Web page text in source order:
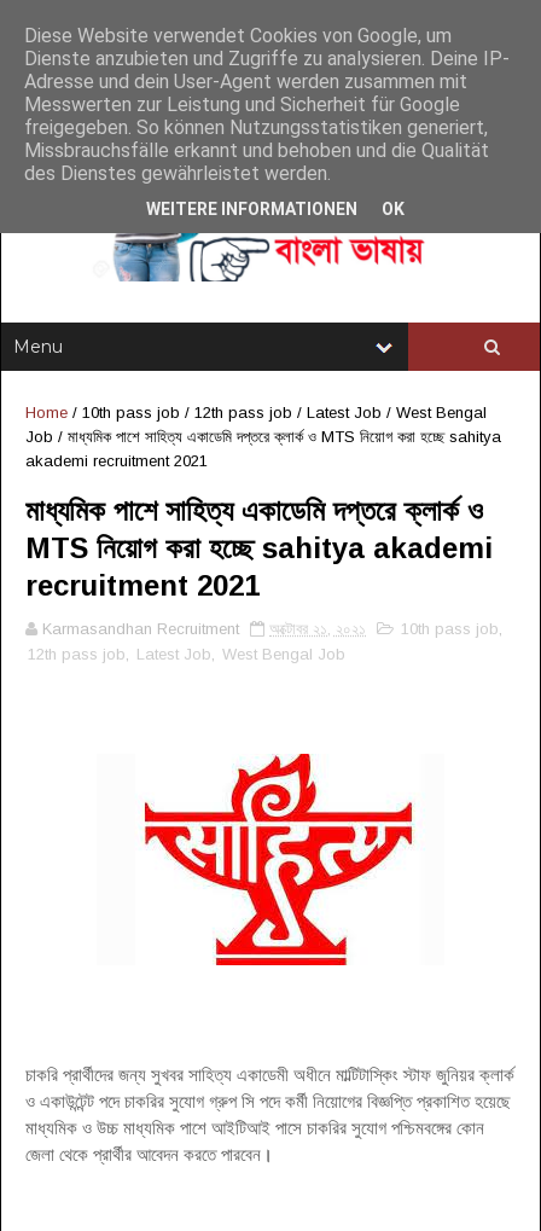
Home / 10th pass job / 12th pass job / Latest Job / West Bengal
Job / মাধ্যমিক পাশে সাহিত্য একাডেমি দপ্তরে ক্লার্ক ও MTS নিয়োগ করা হচ্ছে sahitya
akademi recruitment 2021
মাধ্যমিক পাশে সাহিত্য একাডেমি দপ্তরে ক্লার্ক ও
MTS নিয়োগ করা হচ্ছে sahitya akademi
recruitment 2021
Karmasandhan Recruitment অক্টোবর ২১, ২০২১ 10th pass job
12th pass job
Latest Job West Bengal Job
চাকরি প্রার্থীদের জন্য সুখবর সাহিত্য একাডেমী অধীনে মাল্টিটাস্কিং স্টাফ জুনিয়র ক্লার্ক
ও একাউন্টেন্ট পদে চাকরির সুযোগ গ্রুপ সি পদে কর্মী নিয়োগের বিজ্ঞপ্তি প্রকাশিত হয়েছে
মাধ্যমিক ও উচ্চ মাধ্যমিক পাশে আইটিআই পাসে চাকরির সুযোগ পশ্চিমবঙ্গের কোন
জেলা থেকে প্রার্থীর আবেদন করতে পারবেন ।
Diese Website verwendet Cookies von Google, um
Dienste anzubieten und Zugriffe zu analysieren. Deine IP-
Adresse und dein User-Agent werden zusammen mit
Messwerten zur Leistung und Sicherheit für Google
freigegeben. So können Nutzungsstatistiken generiert,
Missbrauchsfälle erkannt und behoben und die Qualität
des Dienstes gewährleistet werden.
WEITERE INFORMATIONEN OK